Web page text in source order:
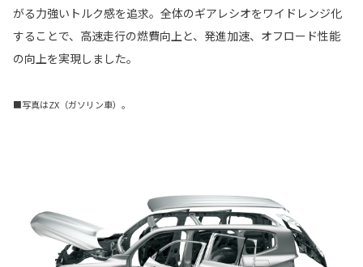
がる力強いトルク感を追求。全体のギアレシオをワイドレンジ化
することで、高速走行の燃費向上と、発進加速、オフロード性能
の向上を実現しました。
■写真はZX（ガソリン車）。